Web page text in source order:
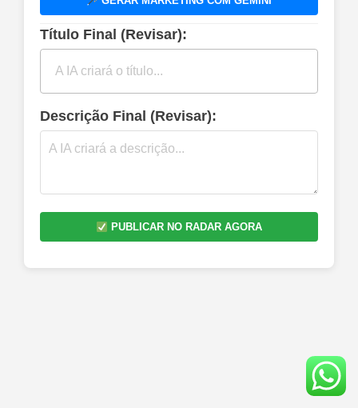
Título Final (Revisar):
Descrição Final (Revisar):
PUBLICAR NO RADAR AGORA